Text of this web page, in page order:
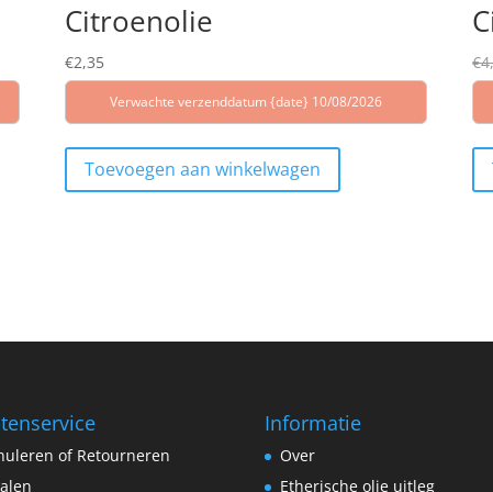
Citroenolie
€2,35
Verwachte verzenddatum {date} 10/08/2026
Toevoegen aan winkelwagen
€
of Retourneren
Informatie
Over
Etherische olie uitleg